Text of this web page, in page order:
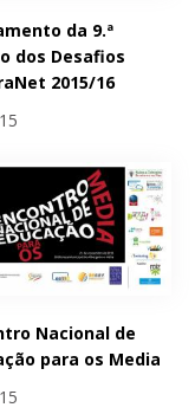
da 9.ª
dos Desafios
2015/16
Nacional de
para os Media